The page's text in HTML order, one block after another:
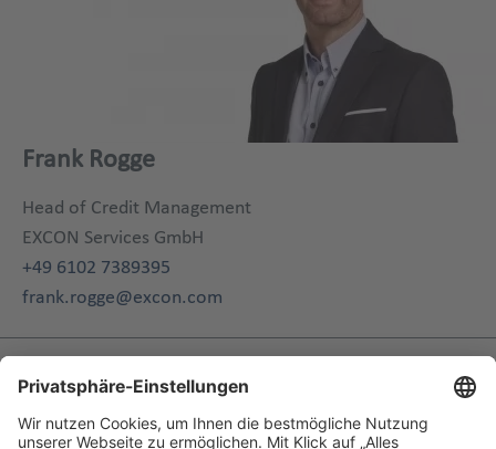
Frank Rogge
Head of Credit Management
EXCON Services GmbH
+49 6102 7389395
frank.rogge@excon.com
Verwandte Inhalte